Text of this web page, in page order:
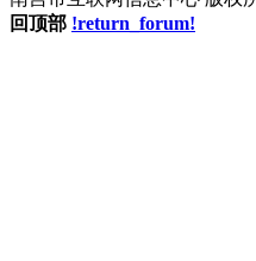
回顶部 !return_forum!